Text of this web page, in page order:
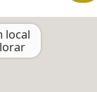
local